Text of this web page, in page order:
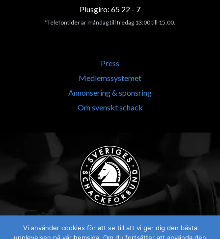
Plusgiro: 65 22 - 7
*Telefontider är måndag till fredag 13:00 till 15.00.
Press
Medlemssystemet
Annonsering & sponsring
Om svenskt schack
Vi använder cookies för att se till att vi ger dig den bästa